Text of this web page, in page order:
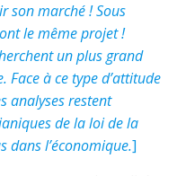
son marché ! Sous
le même projet !
un plus grand
à ce type d’attitude
analyses restent
de la loi de la
dans l’économique.]